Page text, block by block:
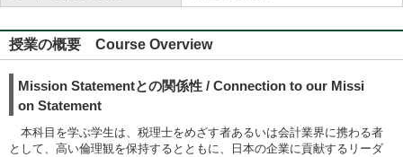
授業の概要 Course Overview
Mission Statementとの関係性 / Connection to our Missi
on Statement
本科目を学ぶ学生は、税理士をめざす者あるいは会計業界に携わる者
として、高い倫理観を保持するとともに、日本の企業に貢献するリーダ